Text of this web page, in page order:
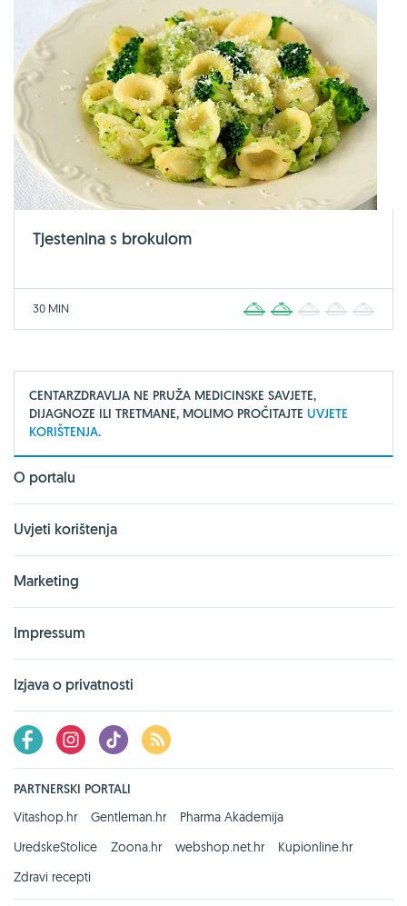
Tjestenina s brokulom
30 MIN 2 3 4
CENTARZDRAVLJA NE PRUŽA MEDICINSKE SAVJETE,
DIJAGNOZE ILI TRETMANE, MOLIMO PROČITAJTE UVJETE
KORIŠTENJA.
O portalu
Uvjeti korištenja
Marketing
Impressum
Izjava o privatnosti
PARTNERSKI PORTALI
Vitashop.hr
Gentleman.hr
Pharma Akademija
UredskeStolice
Zoona.hr webshop.net.hr
Kupionline.hr
Zdravi recepti